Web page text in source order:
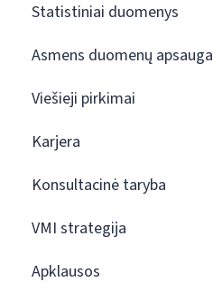
Statistiniai duomenys
Asmens duomenų apsauga
Viešieji pirkimai
Karjera
Konsultacinė taryba
VMI strategija
Apklausos